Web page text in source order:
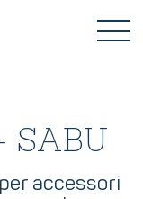
SABU
accessori